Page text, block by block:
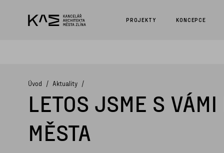
{dataLayer.push(arguments);} gtag('js', new Date());
PROJEKTY KONCEPCE
Úvod Aktuality
LETOS JSME S
MĚSTA